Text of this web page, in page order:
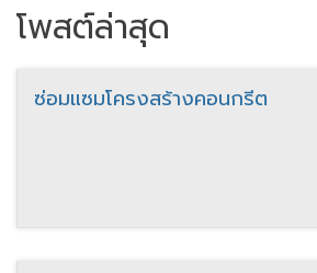
โพสต์ล่าสุด
ซ่อมแซมโครงสร้างคอนกรีต